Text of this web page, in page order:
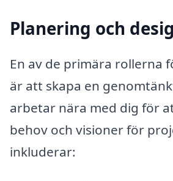
Planering och
En av de primära rollerna
är att skapa en
arbetar nära med dig för
behov och visioner för
inkluderar: